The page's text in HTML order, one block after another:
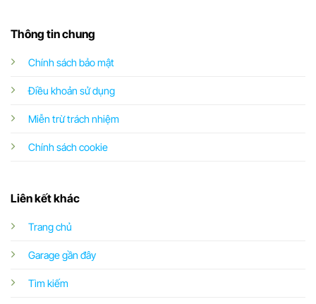
Thông tin chung
Chính sách bảo mật
Điều khoản sử dụng
Miễn trừ trách nhiệm
Chính sách cookie
Liên kết khác
Trang chủ
Garage gần đây
Tìm kiếm